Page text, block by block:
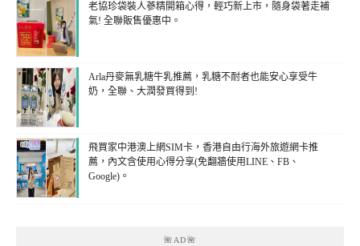
老協珍袋裝人蔘精開箱心得，輕巧新上市，隨身袋著走補
氣! 全聯販售優惠中。
Arla丹麥無乳糖牛乳推薦，乳糖不耐者也能安心享受牛
奶，全聯、大潤發買得到!
飛買家中港澳上網SIM卡，香港自由行海外旅遊網卡推
薦，內文含使用心得分享(免翻牆使用LINE、FB、
Google)。
🌺AD🌺